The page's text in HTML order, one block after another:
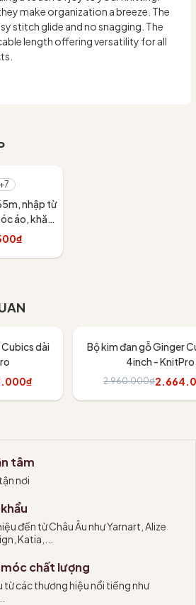
make organization a breeze. The
stitch glide and no snagging. The
length offering versatility for all
+7
nhập từ
áo, khăn,
dài
Bộ kim đan gỗ Ginger
4inch - KnitPro
2.960.000₫
tâm
nơi
đến từ Châu Âu như Yarnart, Alize
Katia,...
móc chất lượng
từ các thương hiệu nổi tiếng như